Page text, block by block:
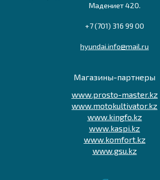
Мадениет 420.
+7 (701) 316 99 00
hyundai.info@mail.ru
Магазины-партнеры
www.prosto-master.kz
www.motokultivator.kz
www.kingfo.kz
www.kaspi.kz
www.komfort.kz
www.gsu.kz